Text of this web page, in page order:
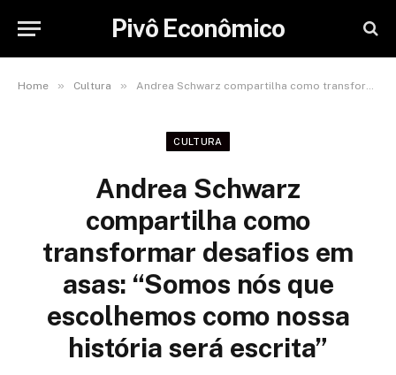
Pivô Econômico
Home » Cultura » Andrea Schwarz compartilha como transformar desafios em asas: “Somos nós que escolhemos como nossa história será escrita”
CULTURA
Andrea Schwarz
compartilha como
transformar desafios em
asas: “Somos nós que
escolhemos como nossa
história será escrita”